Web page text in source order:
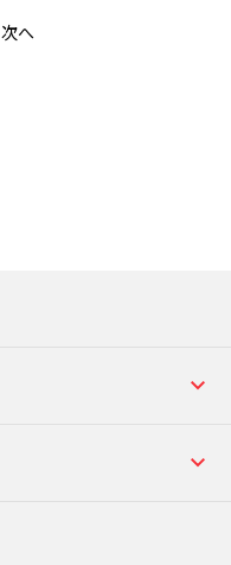
次へ